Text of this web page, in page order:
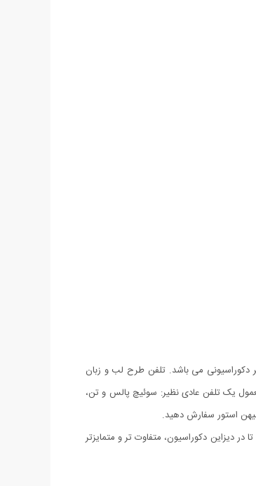
دکوراسیونی می باشد. تلفن طرح لب و زبان
یک تلفن عادی نظیر: سوئیچ پالس و تن،
دیزاین دکوراسیون، متفاوت تر و متمایزتر